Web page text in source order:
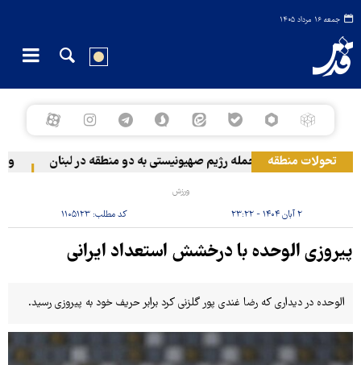
جمعه ۱۶ مرداد ۱۴۰۵
تحولات منطقهحمله رژیم صهیونیستی به دو منطقه در لبنان
ورزش
۲ آبان ۱۴۰۴ - ۲۳:۲۲ کد مطلب: ۱۱۰۵۱۲۳
پیروزی الوحده با درخشش استعداد ایرانی
الوحده در دیداری که رضا غندی پور گلزنی کرد برابر حریف خود به پیروزی رسید.